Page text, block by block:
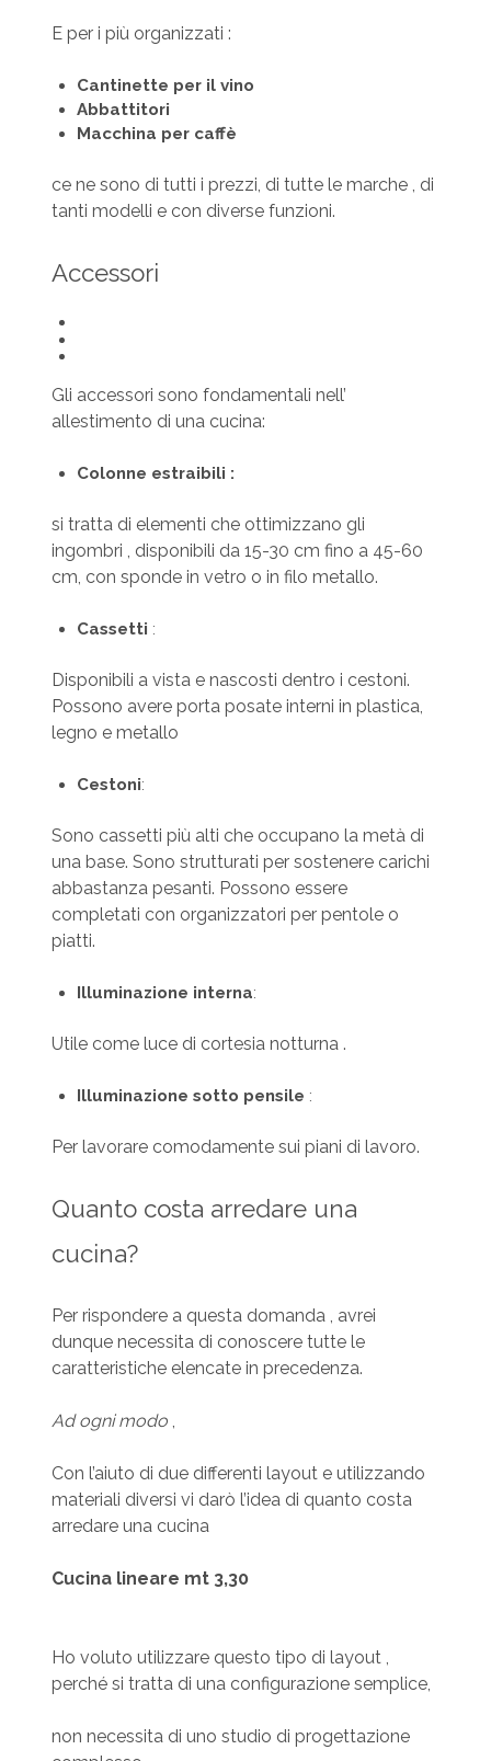
E per i più organizzati :
Cantinette per il vino
Abbattitori
Macchina per caffè
ce ne sono di tutti i prezzi, di tutte le marche , di
tanti modelli e con diverse funzioni.
Accessori
Gli accessori sono fondamentali nell’
allestimento di una cucina:
Colonne estraibili :
si tratta di elementi che ottimizzano gli
ingombri , disponibili da 15-30 cm fino a 45-60
cm, con sponde in vetro o in filo metallo.
Cassetti :
Disponibili a vista e nascosti dentro i cestoni.
Possono avere porta posate interni in plastica,
legno e metallo
Cestoni:
Sono cassetti più alti che occupano la metà di
una base. Sono strutturati per sostenere carichi
abbastanza pesanti. Possono essere
completati con organizzatori per pentole o
piatti.
Illuminazione interna:
Utile come luce di cortesia notturna .
Illuminazione sotto pensile :
Per lavorare comodamente sui piani di lavoro.
Quanto costa arredare una
cucina?
Per rispondere a questa domanda , avrei
dunque necessita di conoscere tutte le
caratteristiche elencate in precedenza.
Ad ogni modo
Con l’aiuto di due differenti layout e utilizzando
materiali diversi vi darò l’idea di quanto costa
arredare una cucina
Cucina lineare mt 3,30
Ho voluto utilizzare questo tipo di layout ,
perché si tratta di una configurazione semplice,
non necessita di uno studio di progettazione